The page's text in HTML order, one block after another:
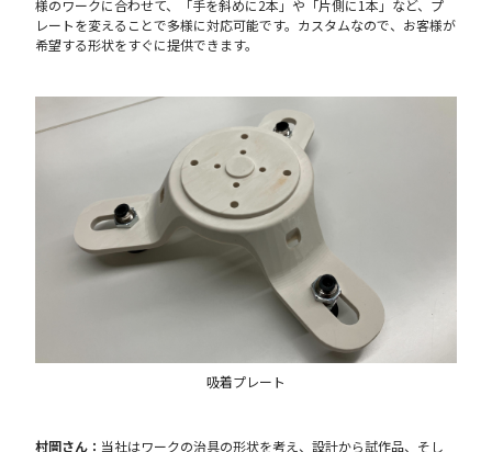
様のワークに合わせて、「手を斜めに2本」や「片側に1本」など、プ
レートを変えることで多様に対応可能です。カスタムなので、お客様が
希望する形状をすぐに提供できます。
吸着プレート
村岡さん： 当社はワークの治具の形状を考え、設計から試作品、そし